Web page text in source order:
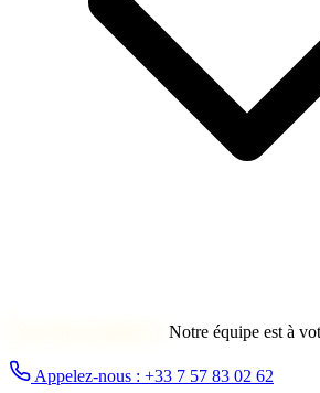
Notre équipe est à
Appelez-nous : +33 7 57 83 02 62